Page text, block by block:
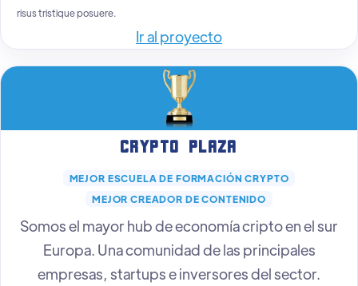
risus tristique posuere.
Ir al proyecto
Crypto Plaza
MEJOR ESCUELA DE FORMACIÓN CRYPTO
MEJOR CREADOR DE CONTENIDO
Somos el mayor hub de economía cripto en el sur
Europa. Una comunidad de las principales
empresas, startups e inversores del sector.